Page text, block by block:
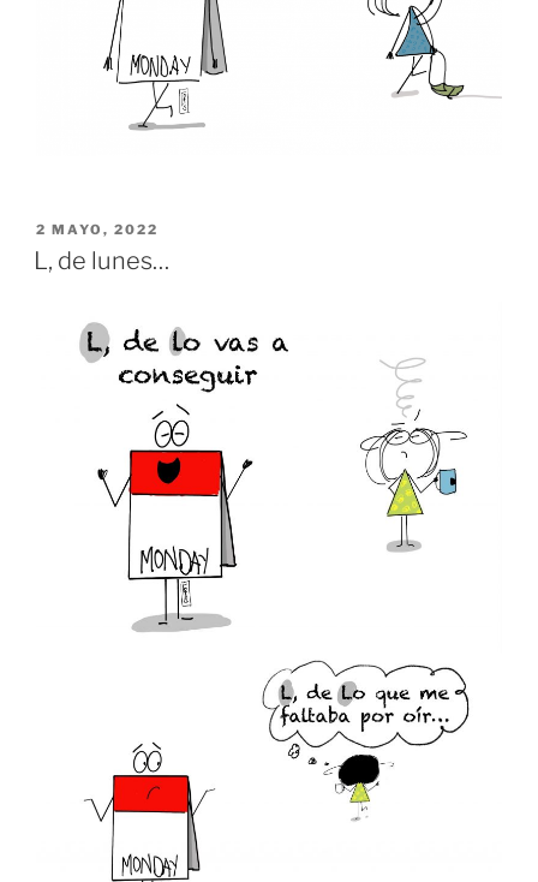
PUBLICADO
EL
2 MAYO, 2022
L, de lunes…